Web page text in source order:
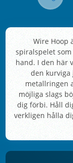
Wire Hoop
spiralspelet
hand. I den här
den kurviga
metallringen
möjliga slags
dig förbi. Håll
verkligen hålla